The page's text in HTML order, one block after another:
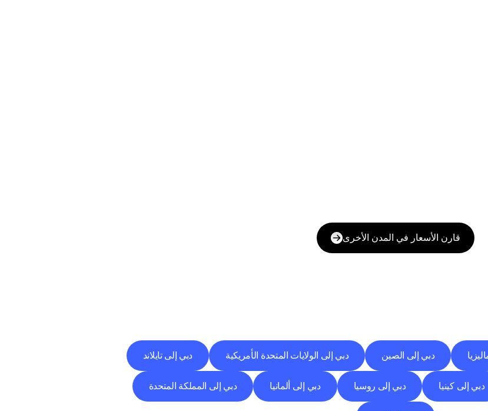
قارن الأسعار في المدن الأخرى
دبي إلى الصين دبي إلى الولايات المتحدة الأمريكية دبي إلى تايلاند
دبي إلى كينيا دبي إلى روسيا دبي إلى ألمانيا دبي إلى المملكة المتحدة